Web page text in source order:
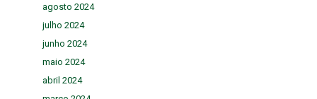
agosto 2024
julho 2024
junho 2024
maio 2024
abril 2024